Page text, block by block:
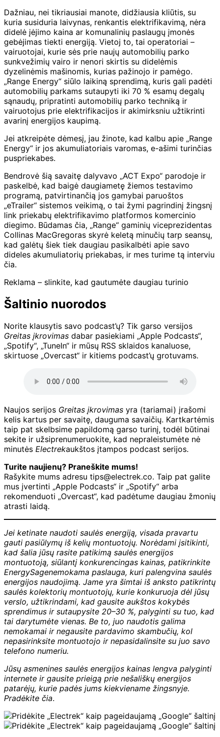
Dažniau, nei tikriausiai manote, didžiausia kliūtis, su
kuria susiduria laivynas, renkantis elektrifikavimą, nėra
didelė įėjimo kaina ar komunalinių paslaugų įmonės
gebėjimas tiekti energiją. Vietoj to, tai operatoriai –
vairuotojai, kurie sės prie naujų automobilių parko
sunkvežimių vairo ir nenori skirtis su didelėmis
dyzelinėmis mašinomis, kurias pažinojo ir pamėgo.
„Range Energy“ siūlo laikiną sprendimą, kuris gali padėti
automobilių parkams sutaupyti iki 70 % esamų degalų
sąnaudų, pripratinti automobilių parko techniką ir
vairuotojus prie elektrifikacijos ir akimirksniu užtikrinti
avarinį energijos kaupimą.
Jei atkreipėte dėmesį, jau žinote, kad kalbu apie „Range
Energy“ ir jos akumuliatoriais varomas, e-ašimi turinčias
puspriekabes.
Bendrovė šią savaitę dalyvavo „ACT Expo“ parodoje ir
paskelbė, kad baigė daugiametę žiemos testavimo
programą, patvirtinančią jos gamybai paruoštos
„eTrailer“ sistemos veikimą, o tai žymi pagrindinį žingsnį
link priekabų elektrifikavimo platformos komercinio
diegimo. Būdamas čia, „Range“ gaminių viceprezidentas
Collinas MacGregoras skyrė keletą minučių tarp seansų,
kad galėtų šiek tiek daugiau pasikalbėti apie savo
dideles akumuliatorių priekabas, ir mes turime tą interviu
čia.
Reklama – slinkite, kad gautumėte daugiau turinio
Šaltinio nuorodos
Norite klausytis savo podcast’ų? Tik garso versijos
Greitas įkrovimas dabar pasiekiami „Apple Podcasts“,
„Spotify“, „TuneIn“ ir mūsų RSS sklaidos kanaluose,
skirtuose „Overcast“ ir kitiems podcast’ų grotuvams.
Naujos serijos Greitas įkrovimas yra (tariamai) įrašomi
kelis kartus per savaitę, dauguma savaičių. Kartkartėmis
taip pat skelbsime papildomą garso turinį, todėl būtinai
sekite ir užsiprenumeruokite, kad nepraleistumėte nė
minutės Electrekaukštos įtampos podcast serijos.
Turite naujienų? Praneškite mums!
Rašykite mums adresu tips@electrek.co. Taip pat galite
mus įvertinti „Apple Podcasts“ ir „Spotify“ arba
rekomenduoti „Overcast“, kad padėtume daugiau žmonių
atrasti laidą.
Jei ketinate naudoti saulės energiją, visada pravartu
gauti pasiūlymų iš kelių montuotojų. Norėdami įsitikinti,
kad šalia jūsų rasite patikimą saulės energijos
montuotoją, siūlantį konkurencingas kainas, patikrinkite
EnergySagenemokama paslauga, kuri palengvina saulės
energijos naudojimą. Jame yra šimtai iš anksto patikrintų
saulės kolektorių montuotojų, kurie konkuruoja dėl jūsų
verslo, užtikrindami, kad gausite aukštos kokybės
sprendimus ir sutaupysite 20–30 %, palyginti su tuo, kad
tai darytumėte vienas. Be to, juo naudotis galima
nemokamai ir negausite pardavimo skambučių, kol
nepasirinksite montuotojo ir nepasidalinsite su juo savo
telefono numeriu.
Jūsų asmenines saulės energijos kainas lengva palyginti
internete ir gausite prieigą prie nešališkų energijos
patarėjų, kurie padės jums kiekviename žingsnyje.
Pradėkite čia.